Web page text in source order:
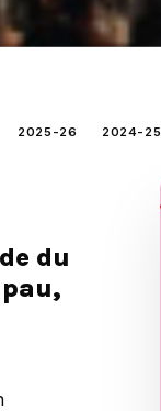
2025-26 2024-25
du